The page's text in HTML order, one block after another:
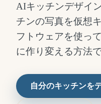
AIキッチンデザイ
チンの写真を仮想
フトウェアを使っ
に作り変える方法で
自分のキッチンを